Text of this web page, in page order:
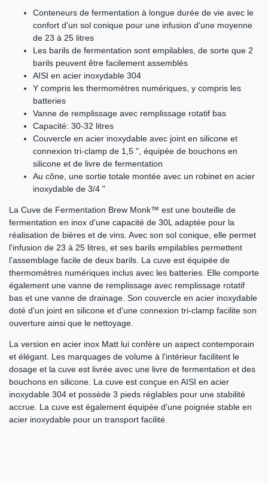
Conteneurs de fermentation à longue durée de vie avec le
confort d'un sol conique pour une infusion d'une moyenne
de 23 à 25 litres
Les barils de fermentation sont empilables, de sorte que 2
barils peuvent être facilement assemblés
AISI en acier inoxydable 304
Y compris les thermomètres numériques, y compris les
batteries
Vanne de remplissage avec remplissage rotatif bas
Capacité: 30-32 litres
Couvercle en acier inoxydable avec joint en silicone et
connexion tri-clamp de 1,5 ", équipée de bouchons en
silicone et de livre de fermentation
Au cône, une sortie totale montée avec un robinet en acier
inoxydable de 3/4 "
La Cuve de Fermentation Brew Monk™ est une bouteille de
fermentation en inox d'une capacité de 30L adaptée pour la
réalisation de bières et de vins. Avec son sol conique, elle permet
l'infusion de 23 à 25 litres, et ses barils empilables permettent
l'assemblage facile de deux barils. La cuve est équipée de
thermomètres numériques inclus avec les batteries. Elle comporte
également une vanne de remplissage avec remplissage rotatif
bas et une vanne de drainage. Son couvercle en acier inoxydable
doté d'un joint en silicone et d'une connexion tri-clamp facilite son
ouverture ainsi que le nettoyage.
La version en acier inox Matt lui confère un aspect contemporain
et élégant. Les marquages de volume à l'intérieur facilitent le
dosage et la cuve est livrée avec une livre de fermentation et des
bouchons en silicone. La cuve est conçue en AISI en acier
inoxydable 304 et possède 3 pieds réglables pour une stabilité
accrue. La cuve est également équipée d'une poignée stable en
acier inoxydable pour un transport facilité.